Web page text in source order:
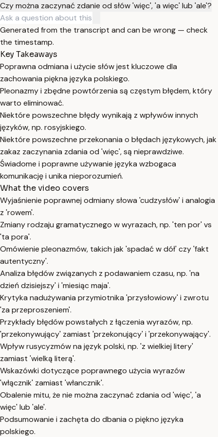
Czy można zaczynać zdanie od słów 'więc', 'a więc' lub 'ale'?
Generated from the transcript and can be wrong — check
the timestamp.
Key Takeaways
Poprawna odmiana i użycie słów jest kluczowe dla
zachowania piękna języka polskiego.
Pleonazmy i zbędne powtórzenia są częstym błędem, który
warto eliminować.
Niektóre powszechne błędy wynikają z wpływów innych
języków, np. rosyjskiego.
Niektóre powszechne przekonania o błędach językowych, jak
zakaz zaczynania zdania od 'więc', są nieprawdziwe.
Świadome i poprawne używanie języka wzbogaca
komunikację i unika nieporozumień.
What the video covers
Wyjaśnienie poprawnej odmiany słowa 'cudzysłów' i analogia
z 'rowem'.
Zmiany rodzaju gramatycznego w wyrazach, np. 'ten por' vs
'ta pora'.
Omówienie pleonazmów, takich jak 'spadać w dół' czy 'fakt
autentyczny'.
Analiza błędów związanych z podawaniem czasu, np. 'na
dzień dzisiejszy' i 'miesiąc maja'.
Krytyka nadużywania przymiotnika 'przysłowiowy' i zwrotu
'za przeproszeniem'.
Przykłady błędów powstałych z łączenia wyrazów, np.
'przekonywujący' zamiast 'przekonujący' i 'przekonywający'.
Wpływ rusycyzmów na język polski, np. 'z wielkiej litery'
zamiast 'wielką literą'.
Wskazówki dotyczące poprawnego użycia wyrazów
'włącznik' zamiast 'włancznik'.
Obalenie mitu, że nie można zaczynać zdania od 'więc', 'a
więc' lub 'ale'.
Podsumowanie i zachęta do dbania o piękno języka
polskiego.